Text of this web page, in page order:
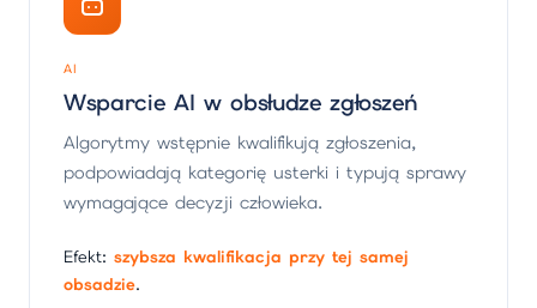
AI
Wsparcie AI w obsłudze zgłoszeń
Algorytmy wstępnie kwalifikują zgłoszenia,
podpowiadają kategorię usterki i typują sprawy
wymagające decyzji człowieka.
Efekt: szybsza kwalifikacja przy tej samej
obsadzie.